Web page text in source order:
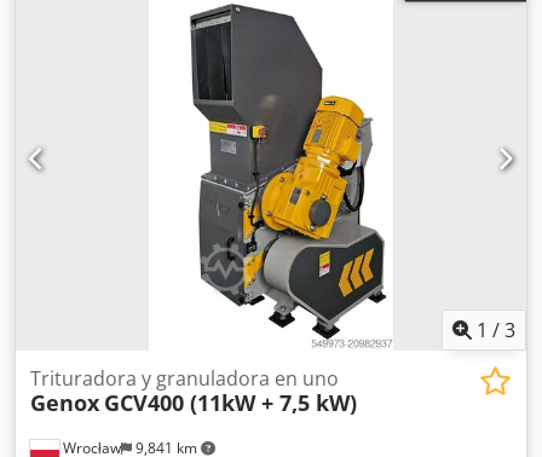
1 /3
Wrocław 9,841 km
Trituradora y granuladora en uno
Genox GCV400 (11kW + 7,5 kW)